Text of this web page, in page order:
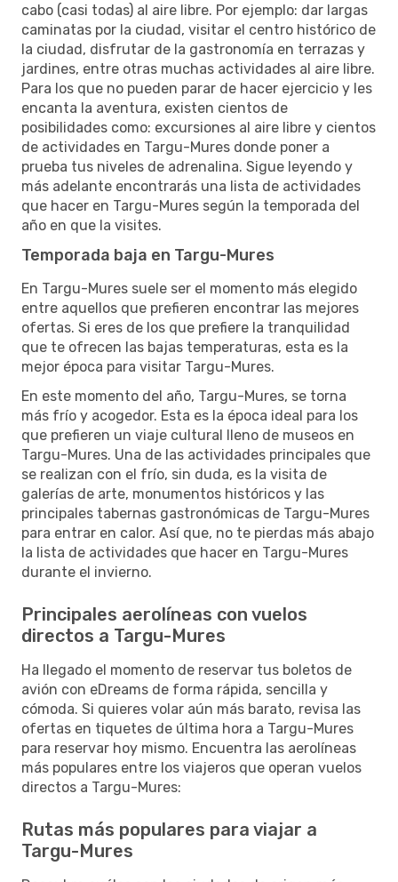
cabo (casi todas) al aire libre. Por ejemplo: dar largas
caminatas por la ciudad, visitar el centro histórico de
la ciudad, disfrutar de la gastronomía en terrazas y
jardines, entre otras muchas actividades al aire libre.
Para los que no pueden parar de hacer ejercicio y les
encanta la aventura, existen cientos de
posibilidades como: excursiones al aire libre y cientos
de actividades en Targu-Mures donde poner a
prueba tus niveles de adrenalina. Sigue leyendo y
más adelante encontrarás una lista de actividades
que hacer en Targu-Mures según la temporada del
año en que la visites.
Temporada baja en Targu-Mures
En Targu-Mures suele ser el momento más elegido
entre aquellos que prefieren encontrar las mejores
ofertas. Si eres de los que prefiere la tranquilidad
que te ofrecen las bajas temperaturas, esta es la
mejor época para visitar Targu-Mures.
En este momento del año, Targu-Mures, se torna
más frío y acogedor. Esta es la época ideal para los
que prefieren un viaje cultural lleno de museos en
Targu-Mures. Una de las actividades principales que
se realizan con el frío, sin duda, es la visita de
galerías de arte, monumentos históricos y las
principales tabernas gastronómicas de Targu-Mures
para entrar en calor. Así que, no te pierdas más abajo
la lista de actividades que hacer en Targu-Mures
durante el invierno.
Principales aerolíneas con vuelos
directos a Targu-Mures
Ha llegado el momento de reservar tus boletos de
avión con eDreams de forma rápida, sencilla y
cómoda. Si quieres volar aún más barato, revisa las
ofertas en tiquetes de última hora a Targu-Mures
para reservar hoy mismo. Encuentra las aerolíneas
más populares entre los viajeros que operan vuelos
directos a Targu-Mures:
Rutas más populares para viajar a
Targu-Mures